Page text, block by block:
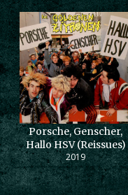
Porsche, Genscher,
Hallo HSV (Reissues)
2019